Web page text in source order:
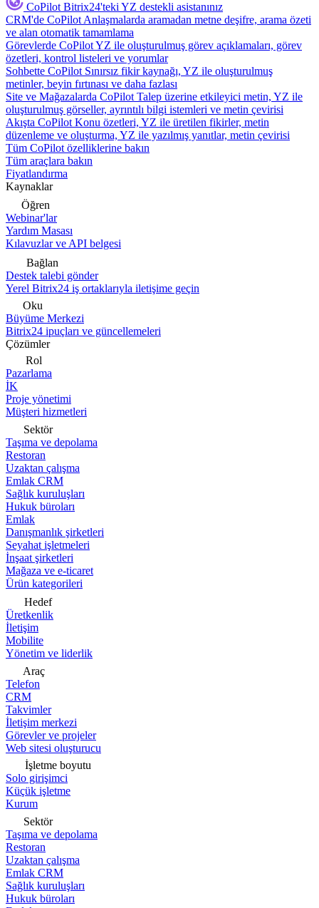
CoPilot Bitrix24'teki YZ destekli asistanınız
CRM'de CoPilot Anlaşmalarda aramadan metne deşifre, arama özeti
ve alan otomatik tamamlama
Görevlerde CoPilotYZ ile oluşturulmuş görev açıklamaları, görev
özetleri, kontrol listeleri ve yorumlar
Sohbette CoPilot Sınırsız fikir kaynağı, YZ ile oluşturulmuş
metinler, beyin fırtınası ve daha fazlası
Site ve Mağazalarda CoPilot Talep üzerine etkileyici metin, YZ ile
oluşturulmuş görseller, ayrıntılı bilgi istemleri ve metin çevirisi
Akışta CoPilot Konu özetleri, YZ ile üretilen fikirler, metin
düzenleme ve oluşturma, YZ ile yazılmış yanıtlar, metin çevirisi
Tüm CoPilot özelliklerine bakın
Tüm araçlara bakın
Fiyatlandırma
Kaynaklar
Öğren
Webinar'lar
Yardım Masası
Kılavuzlar ve API belgesi
Bağlan
Destek talebi gönder
Yerel Bitrix24 iş ortaklarıyla iletişime geçin
Oku
Büyüme Merkezi
Bitrix24 ipuçları ve güncellemeleri
Çözümler
Rol
Pazarlama
İK
Proje yönetimi
Müşteri hizmetleri
Sektör
Taşıma ve depolama
Restoran
Uzaktan çalışma
Emlak CRM
Sağlık kuruluşları
Hukuk büroları
Emlak
Danışmanlık şirketleri
Seyahat işletmeleri
İnşaat şirketleri
Mağaza ve e-ticaret
Ürün kategorileri
Hedef
Üretkenlik
İletişim
Mobilite
Yönetim ve liderlik
Araç
Telefon
CRM
Takvimler
İletişim merkezi
Görevler ve projeler
Web sitesi oluşturucu
İşletme boyutu
Solo girişimci
Küçük işletme
Kurum
Sektör
Taşıma ve depolama
Restoran
Uzaktan çalışma
Emlak CRM
Sağlık kuruluşları
Hukuk büroları